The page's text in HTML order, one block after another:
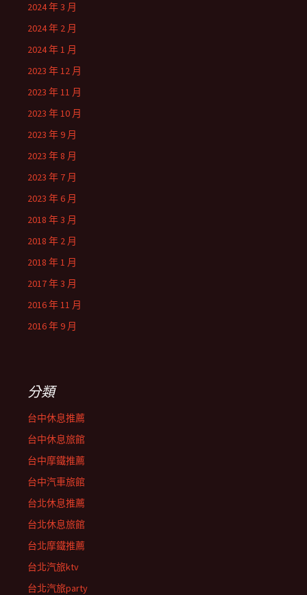
2024 年 3 月
2024 年 2 月
2024 年 1 月
2023 年 12 月
2023 年 11 月
2023 年 10 月
2023 年 9 月
2023 年 8 月
2023 年 7 月
2023 年 6 月
2018 年 3 月
2018 年 2 月
2018 年 1 月
2017 年 3 月
2016 年 11 月
2016 年 9 月
分類
台中休息推薦
台中休息旅館
台中摩鐵推薦
台中汽車旅館
台北休息推薦
台北休息旅館
台北摩鐵推薦
台北汽旅ktv
台北汽旅party